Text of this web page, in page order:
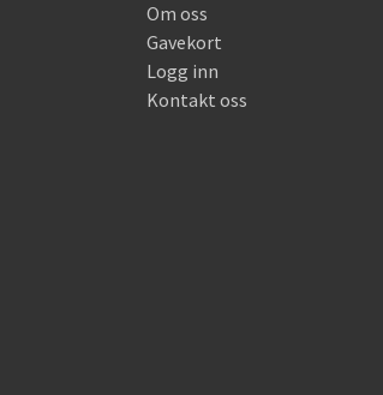
Om oss
Gavekort
Logg inn
Kontakt oss